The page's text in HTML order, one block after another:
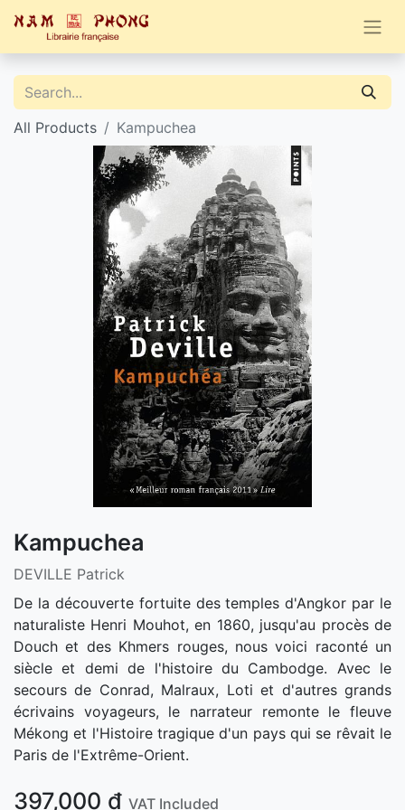
All Products Kampuchea
Kampuchea
DEVILLE Patrick
De la découverte fortuite des temples d'Angkor par le
naturaliste Henri Mouhot, en 1860, jusqu'au procès de
Douch et des Khmers rouges, nous voici raconté un
siècle et demi de l'histoire du Cambodge. Avec le
secours de Conrad, Malraux, Loti et d'autres grands
écrivains voyageurs, le narrateur remonte le fleuve
Mékong et l'Histoire tragique d'un pays qui se rêvait le
Paris de l'Extrême-Orient.
397,000 ₫ VAT Included